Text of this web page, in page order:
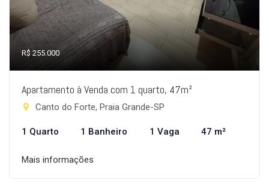
R$ 255.000
Apartamento à Venda com 1 quarto, 47m²
Canto do Forte, Praia Grande-SP
1 Quarto 1 Banheiro 1 Vaga 47 m²
Mais informações